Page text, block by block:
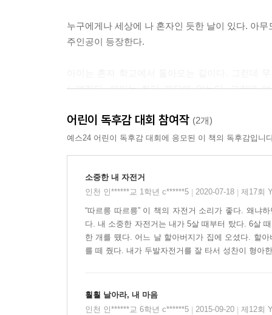
누구에게나 세상에 나 혼자인 듯한 날이 있다. 아
주인공이 등장한다.
느껴진다. 아이는 화단 계단에 앉는다. 그런데
말하지도 못한다.
아이는 자신이 아무도 눈길을 주지 않는 풍경이
아이는 한동안 하늘을 보다가 계단 아래로 내려
이야기의 배경이 되는 화단은 얼핏 보면 매 장면
뛰어다니고, 나비와 벌이 날아오고, 토끼들이 숨
다양한 화단의 풍경은 아이의 마음속 풍경 같기
책의 마지막 장면을 보면 집으로 돌아가는 아이
어린이 독후감 대회 참여작 (2개)
예스24 어린이 독후감 대회에 응모된 이 책의 독후감입니
소중한 내 자전거
인천 인******교 1학년 c******5
2020-07-18 제17회
“따르릉 따르릉” 이 책의 자전거 소리가 좋다. 왜냐
다. 내 소중한 자전거는 내가 5살 때부터 탔다. 6살
한 개를 뗐다. 어느 날 할아버지가 집에 오셨다. 할
를 떼 줬다. 내가 두발자전거를 잘 타서 성찬이 형아
훨훨 날아라, 내 마음
인천 인******교 6학년 c******5
2015-09-20 제12회